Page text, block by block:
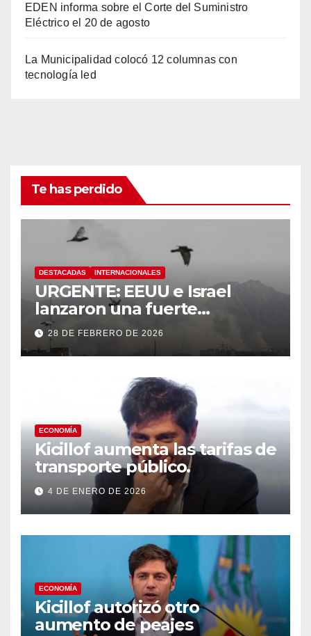
EDEN informa sobre el Corte del Suministro
Eléctrico el 20 de agosto
La Municipalidad colocó 12 columnas con
tecnología led
Te has perdido
DESTACADAS INTERNACIONALES
URGENTE: EEUU e Israel
lanzaron una fuerte
operación militar contra Irán,
que respondió con un ataque
a los países del Golfo
28 DE FEBRERO DE 2026
ECONOMÍA
Kicillof aumenta las tarifas de
transporte público.
4 DE ENERO DE 2026
ECONOMÍA
Kicillof autorizó otro
aumento de peajes